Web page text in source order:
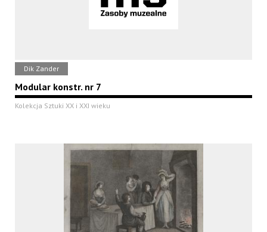
Dik Zander
Modular konstr. nr 7
Kolekcja Sztuki XX i XXI wieku